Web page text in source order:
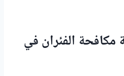
مكافحة الفئران في